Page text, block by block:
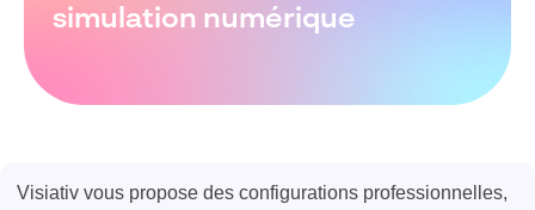
simulation numérique
Visiativ vous propose des configurations professionnelles,